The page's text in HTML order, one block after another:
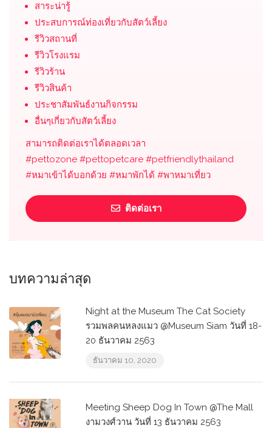
สาระน่ารู้
ประสบการณ์ท่องเที่ยวกับสัตว์เลี้ยง
รีวิวสถานที่
รีวิวโรงแรม
รีวิวร้าน
รีวิวสินค้า
ประชาสัมพันธ์งานกิจกรรม
อื่นๆเกี่ยวกับสัตว์เลี้ยง
สามารถติดต่อเราได้ตลอดเวลา
#pettozone #pettopetcare #petfriendlythailand
#หมาเข้าได้บอกด้วย #หมาพักได้ #พาหมาเที่ยว
ติดต่อเรา
บทความล่าสุด
Night at the Museum The Cat Society
รวมพลคนหลงแมว @Museum Siam วันที่ 18-
20 ธันวาคม 2563
ธันวาคม 10, 2020
Meeting Sheep Dog In Town @The Mall
งามวงศ์วาน วันที่ 13 ธันวาคม 2563